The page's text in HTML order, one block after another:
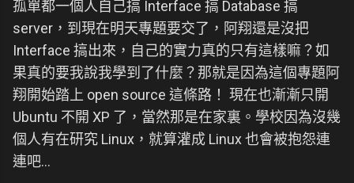
孤單都一個人自己搞 Interface 搞 Database 搞
server，到現在明天專題要交了，阿翔還是沒把
Interface 搞出來，自己的實力真的只有這樣嘛？如
果真的要我說我學到了什麼？那就是因為這個專題阿
翔開始踏上 open source 這條路！ 現在也漸漸只開
Ubuntu 不開 XP 了，當然那是在家裏。學校因為沒幾
個人有在研究 Linux，就算灌成 Linux 也會被抱怨連
連吧...